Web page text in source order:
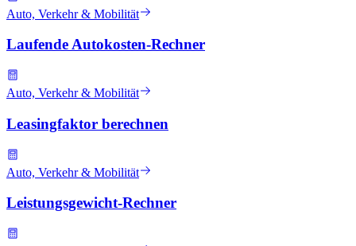
Auto, Verkehr & Mobilität
Laufende Autokosten-Rechner
Auto, Verkehr & Mobilität
Leasingfaktor berechnen
Auto, Verkehr & Mobilität
Leistungsgewicht-Rechner